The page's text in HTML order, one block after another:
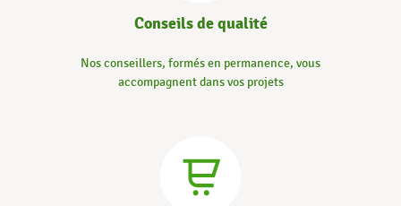
Conseils de qualité
Nos conseillers, formés en permanence, vous
accompagnent dans vos projets